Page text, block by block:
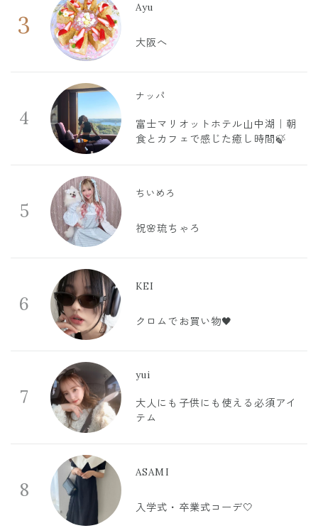
3
Ayu
大阪へ
4
ナッパ
富士マリオットホテル山中湖｜朝
食とカフェで感じた癒し時間🍃
5
ちいめろ
祝🌸琉ちゃろ
6
KEI
クロムでお買い物🖤
7
yui
大人にも子供にも使える必須アイ
テム
8
ASAMI
入学式・卒業式コーデ🤍